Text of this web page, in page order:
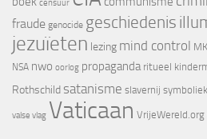
censuur
fraude genocide geschiedenis
jezuïeten lezing mind control
NSA nwo oorlog propaganda ritueel
Rothschild satanisme slavernij symboliek
valse vlag Vaticaan VrijeWereld.org